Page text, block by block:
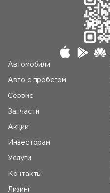
Автомобили
Авто c пробегом
Сервис
Запчасти
Акции
Инвесторам
Услуги
Контакты
Лизинг